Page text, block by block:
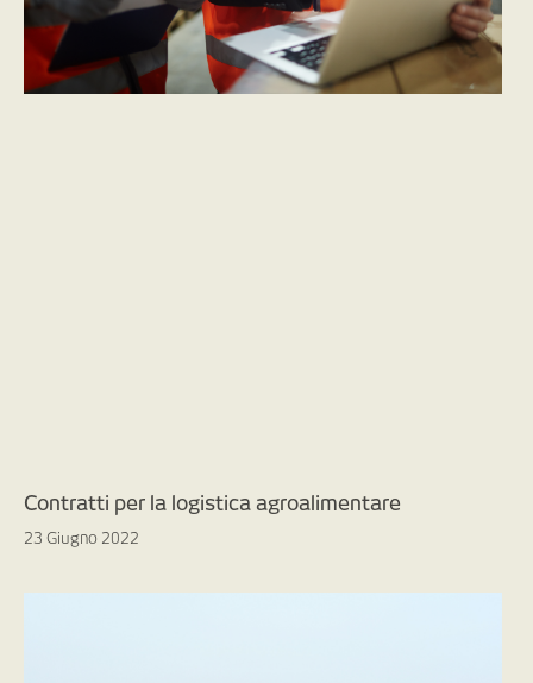
Contratti per la logistica agroalimentare
23 Giugno 2022